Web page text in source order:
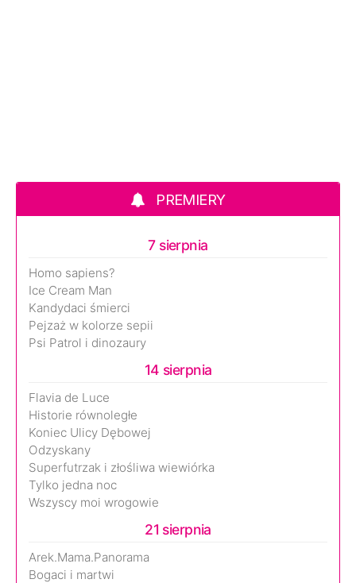
PREMIERY
7 sierpnia
Homo sapiens?
Ice Cream Man
Kandydaci śmierci
Pejzaż w kolorze sepii
Psi Patrol i dinozaury
14 sierpnia
Flavia de Luce
Historie równoległe
Koniec Ulicy Dębowej
Odzyskany
Superfutrzak i złośliwa wiewiórka
Tylko jedna noc
Wszyscy moi wrogowie
21 sierpnia
Arek.Mama.Panorama
Bogaci i martwi